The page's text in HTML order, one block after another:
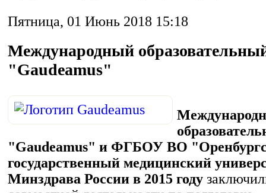
Пятница, 01 Июнь 2018 15:18
Международный
"Gaudeamus"
"Gaudeamus" и ФГБОУ ВО
государственный медицинский
Минздрава России в 2015 году